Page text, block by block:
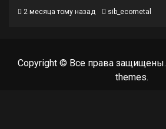
2 месяца тому назад sib_ecometal
Copyright © Все права защищены.
themes.